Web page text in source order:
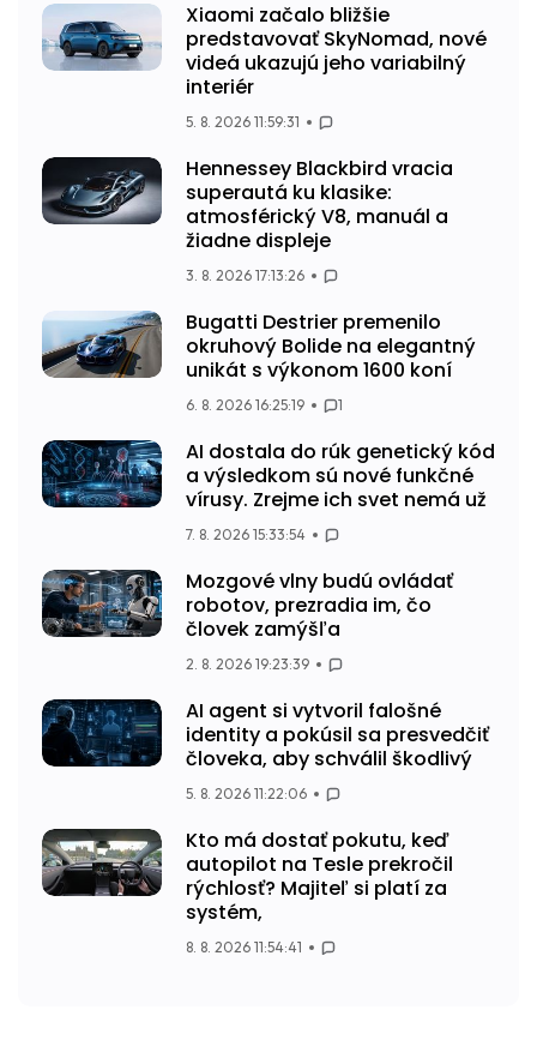
Xiaomi začalo bližšie
predstavovať SkyNomad, nové
videá ukazujú jeho variabilný
interiér
5. 8. 2026 11:59:31
Hennessey Blackbird vracia
superautá ku klasike:
atmosférický V8, manuál a
žiadne displeje
3. 8. 2026 17:13:26
Bugatti Destrier premenilo
okruhový Bolide na elegantný
unikát s výkonom 1600 koní
6. 8. 2026 16:25:19 1
AI dostala do rúk genetický kód
a výsledkom sú nové funkčné
vírusy. Zrejme ich svet nemá už
7. 8. 2026 15:33:54
Mozgové vlny budú ovládať
robotov, prezradia im, čo
človek zamýšľa
2. 8. 2026 19:23:39
AI agent si vytvoril falošné
identity a pokúsil sa presvedčiť
človeka, aby schválil škodlivý
5. 8. 2026 11:22:06
Kto má dostať pokutu, keď
autopilot na Tesle prekročil
rýchlosť? Majiteľ si platí za
systém,
8. 8. 2026 11:54:41